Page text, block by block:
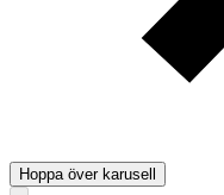
Hoppa över karusell